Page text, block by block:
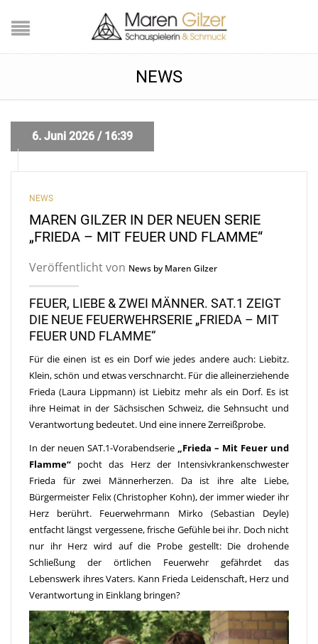
NEWS
NEWS
MAREN GILZER IN DER NEUEN SERIE
„FRIEDA – MIT FEUER UND FLAMME“
Veröffentlicht von News by Maren Gilzer
FEUER, LIEBE & ZWEI MÄNNER. SAT.1 ZEIGT
DIE NEUE FEUERWEHRSERIE „FRIEDA – MIT
FEUER UND FLAMME“
Für die einen ist es ein Dorf wie jedes andere auch: Liebitz.
Klein, schön und etwas verschnarcht. Für die alleinerziehende
Frieda (Laura Lippmann) ist Liebitz mehr als ein Dorf. Es ist
ihre Heimat in der Sächsischen Schweiz, die Sehnsucht und
Verantwortung bedeutet. Und eine innere Zerreißprobe.
In der neuen SAT.1-Vorabendserie „Frieda – Mit Feuer und
Flamme“ pocht das Herz der Intensivkrankenschwester
Frieda für zwei Männerherzen. Da ist ihre alte Liebe,
Bürgermeister Felix (Christopher Kohn), der immer wieder ihr
Herz berührt. Feuerwehrmann Mirko (Sebastian Deyle)
entfacht längst vergessene, frische Gefühle bei ihr. Doch nicht
nur ihr Herz wird auf die Probe gestellt: Die drohende
Schließung der örtlichen Feuerwehr gefährdet das
Lebenswerk ihres Vaters. Kann Frieda Leidenschaft, Herz und
Verantwortung in Einklang bringen?
6. Juni 2026 / 16:39